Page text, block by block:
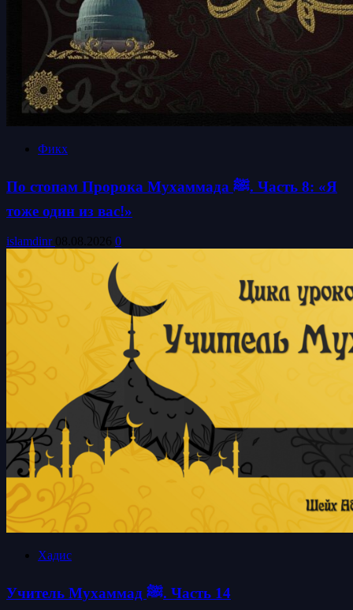
Фикх
По стопам Пророка Мухаммада ﷺ. Часть 8: «Я
тоже один из вас!»
islamdinr 08.08.2026 0
Хадис
Учитель Мухаммад ﷺ. Часть 14